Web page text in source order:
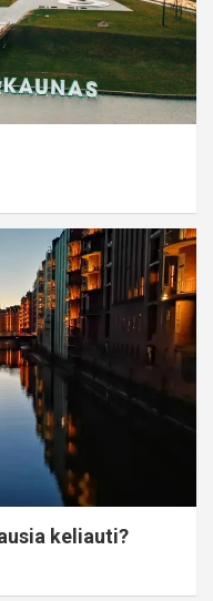
keliauti?